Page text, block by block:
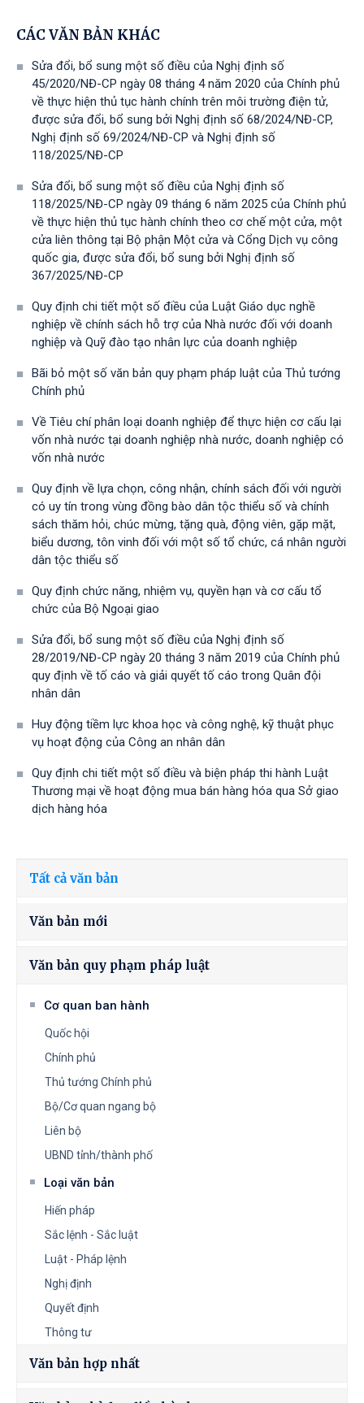
CÁC VĂN BẢN KHÁC
Sửa đổi, bổ sung một số điều của Nghị định số
45/2020/NĐ-CP ngày 08 tháng 4 năm 2020 của Chính phủ
về thực hiện thủ tục hành chính trên môi trường điện tử,
được sửa đổi, bổ sung bởi Nghị định số 68/2024/NĐ-CP,
Nghị định số 69/2024/NĐ-CP và Nghị định số
118/2025/NĐ-СР
Sửa đổi, bổ sung một số điều của Nghị định số
118/2025/NĐ-CP ngày 09 tháng 6 năm 2025 của Chính phủ
về thực hiện thủ tục hành chính theo cơ chế một cửa, một
cửa liên thông tại Bộ phận Một cửa và Cổng Dịch vụ công
quốc gia, được sửa đổi, bổ sung bởi Nghị định số
367/2025/NĐ-СР
Quy định chi tiết một số điều của Luật Giáo dục nghề
nghiệp về chính sách hỗ trợ của Nhà nước đối với doanh
nghiệp và Quỹ đào tạo nhân lực của doanh nghiệp
Bãi bỏ một số văn bản quy phạm pháp luật của Thủ tướng
Chính phủ
Về Tiêu chí phân loại doanh nghiệp để thực hiện cơ cấu lại
vốn nhà nước tại doanh nghiệp nhà nước, doanh nghiệp có
vốn nhà nước
Quy định về lựa chọn, công nhận, chính sách đối với người
có uy tín trong vùng đồng bào dân tộc thiểu số và chính
sách thăm hỏi, chúc mừng, tặng quà, động viên, gặp mặt,
biểu dương, tôn vinh đối với một số tổ chức, cá nhân người
dân tộc thiểu số
Quy định chức năng, nhiệm vụ, quyền hạn và cơ cấu tổ
chức của Bộ Ngoại giao
Sửa đổi, bổ sung một số điều của Nghị định số
28/2019/NĐ-CР ngày 20 tháng 3 năm 2019 của Chính phủ
quy định về tố cáo và giải quyết tố cáo trong Quân đội
nhân dân
Huy động tiềm lực khoa học và công nghệ, kỹ thuật phục
vụ hoạt động của Công an nhân dân
Quy định chi tiết một số điều và biện pháp thi hành Luật
Thương mại về hoạt động mua bán hàng hóa qua Sở giao
dịch hàng hóa
Tất cả văn bản
Văn bản mới
Văn bản quy phạm pháp luật
Cơ quan ban hành
Quốc hội
Chính phủ
Thủ tướng Chính phủ
Bộ/Cơ quan ngang bộ
Liên bộ
UBND tỉnh/thành phố
Loại văn bản
Hiến pháp
Sắc lệnh - Sắc luật
Luật - Pháp lệnh
Nghị định
Quyết định
Thông tư
Văn bản hợp nhất